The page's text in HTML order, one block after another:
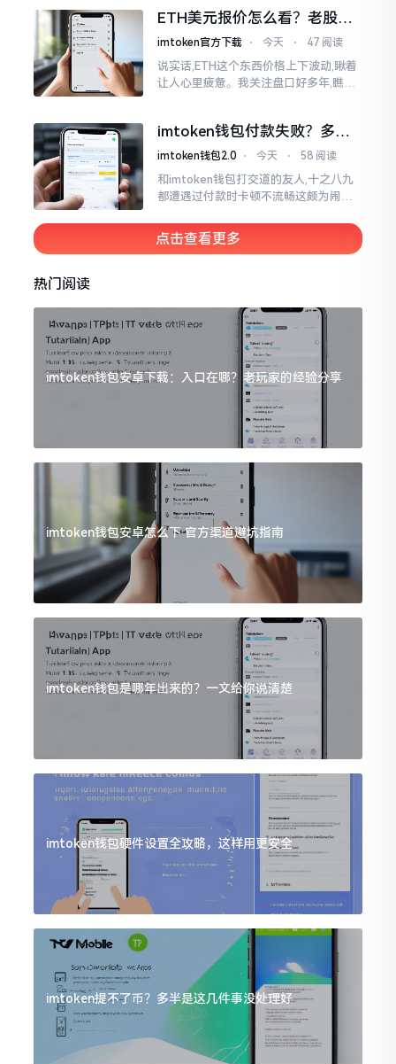
ETH美元报价怎么看？老股民
手把手教你盯盘
imtoken官方下载 ⋅ 今天 ⋅ 47 阅读
说实话,ETH这个东西价格上下波动,瞅着
让人心里疲惫。我关注盘口好多年,瞧见
判断。
imtoken钱包付款失败？多半
是这几个原因闹的
imtoken钱包2.0 ⋅ 今天 ⋅ 58 阅读
和imtoken钱包打交道的友人,十之八九
都遭遇过付款时卡顿不流畅这颇为闹心
直接弹出红色字体显示报错,情形令人焦
急得连连跺脚。实际上讲
点击查看更多
热门阅读
imtoken钱包安卓下载：入口在哪？老玩家的经验分享
imtoken钱包安卓怎么下 官方渠道避坑指南
imtoken钱包是哪年出来的？一文给你说清楚
imtoken钱包硬件设置全攻略，这样用更安全
imtoken提不了币？多半是这几件事没处理好